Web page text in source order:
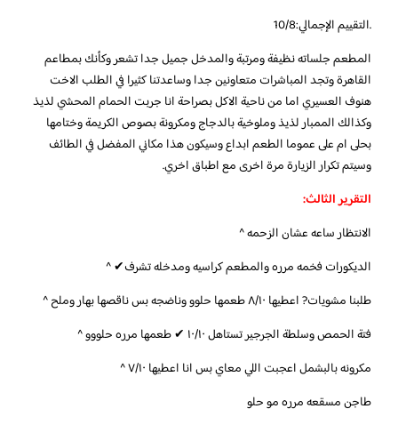
.التقييم الإجمالي:10/8
المطعم جلساته نظيفة ومرتبة والمدخل جميل جدا تشعر وكأنك بمطاعم
القاهرة وتجد المباشرات متعاونين جدا وساعدتنا كثيرا في الطلب الاخت
هنوف العسيري اما من ناحية الاكل بصراحة انا جربت الحمام المحشي لذيذ
وكذالك الممبار لذيذ وملوخية بالدجاج ومكرونة بصوص الكريمة وختامها
بحلى ام على عموما الطعم ابداع وسيكون هذا مكاني المفضل في الطائف
وسيتم تكرار الزيارة مرة اخرى مع اطباق اخري.
التقرير الثالث:
الانتظار ساعه عشان الزحمه ^
الديكورات فخمه مرره والمطعم كراسيه ومدخله تشرف✔ ^
طلبنا مشويات? اعطيها ٨/١٠ طعمها حلوو وناضجه بس ناقصها بهار وملح ^
فتة الحمص وسلطة الجرجير تستاهل ١٠/١٠ ✔ طعمها مرره حلووو ^
مكرونه بالبشمل اعجبت اللي معاي بس انا اعطيها ٧/١٠ ^
طاجن مسقعه مرره مو حلو